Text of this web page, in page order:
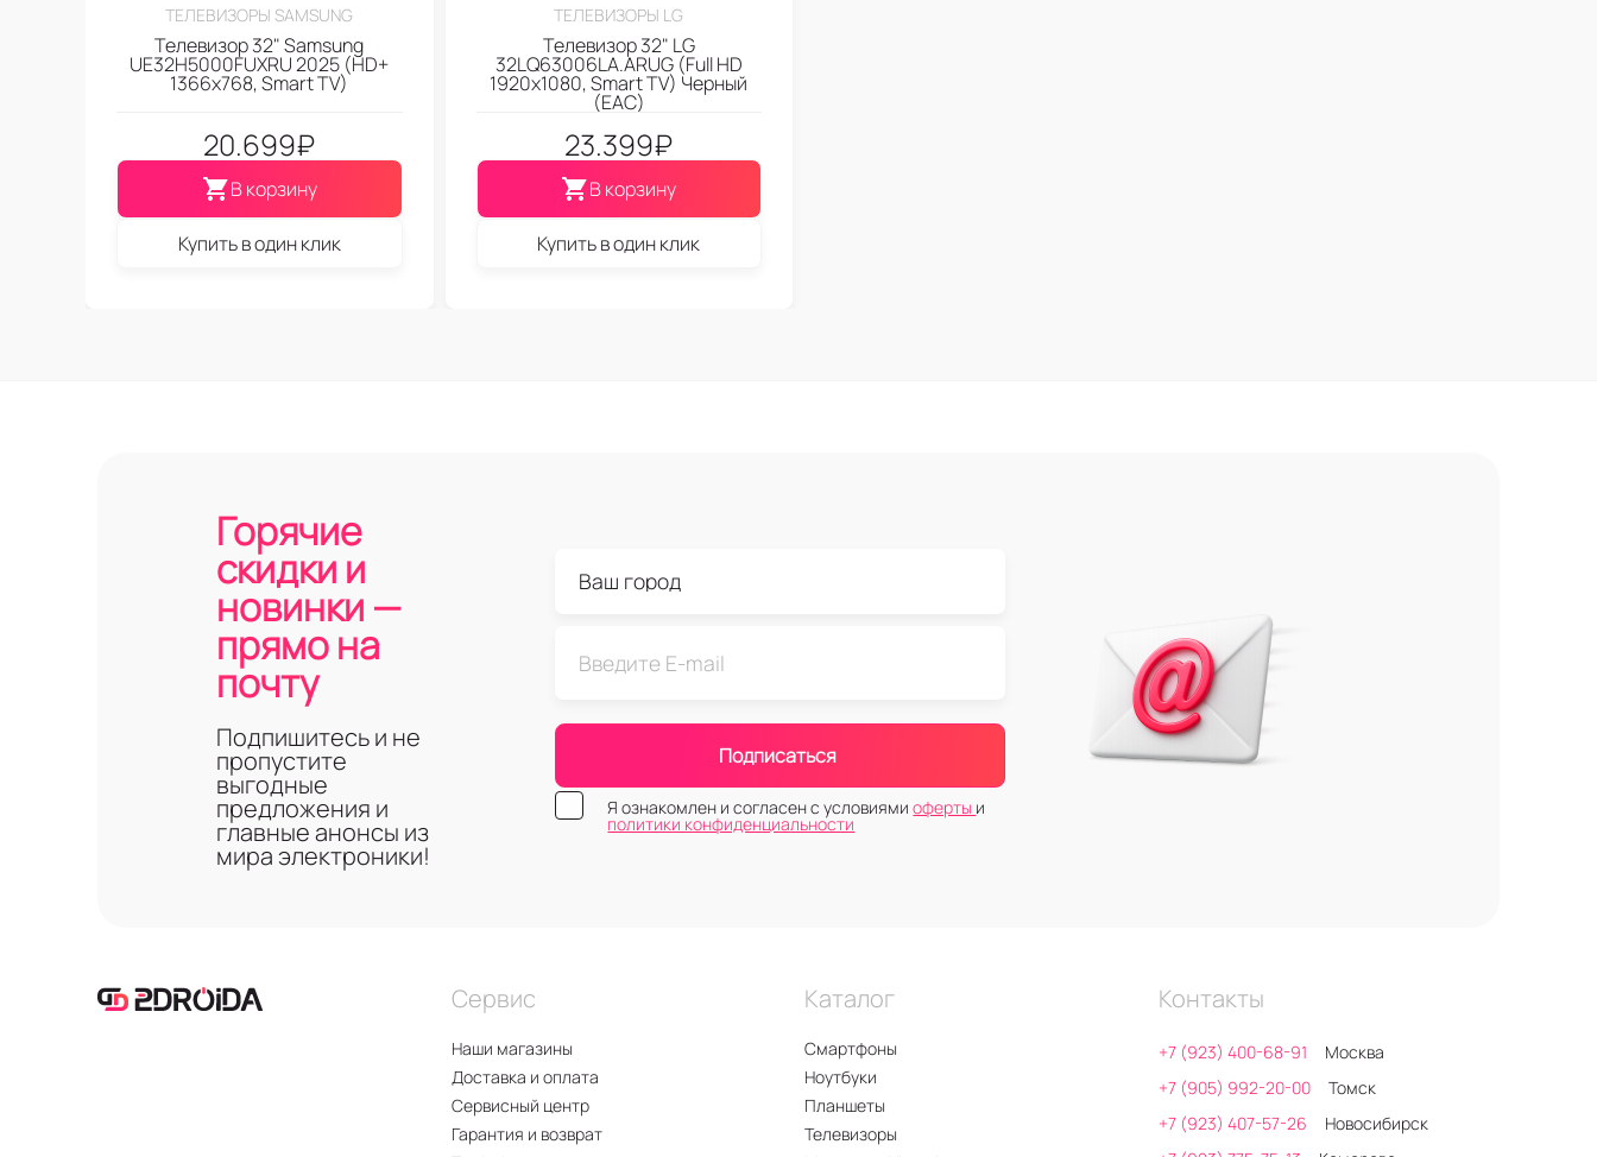
ТЕЛЕВИЗОРЫ SAMSUNG
Телевизор 32" Samsung
UE32H5000FUXRU 2025 (HD+
1366x768, Smart TV)
20.699₽
В корзину
Купить в один клик
ТЕЛЕВИЗОРЫ LG
Телевизор 32" LG
32LQ63006LA.ARUG (Full HD
1920x1080, Smart TV) Черный
(EAC)
23.399₽
В корзину
Купить в один клик
Горячие
скидки и
новинки —
прямо на
почту
Подпишитесь и не
пропустите
выгодные
предложения и
главные анонсы из
мира электроники!
Подписаться
Я ознакомлен и согласен с условиямиоферты и
политики конфиденциальности
Сервис
Наши магазины
Доставка и оплата
Сервисный центр
Гарантия и возврат
Каталог
Смартфоны
Ноутбуки
Планшеты
Телевизоры
Контакты
+7 (923) 400-68-91
Москва
+7 (905) 992-20-00
Томск
+7 (923) 407-57-26
Новосибирск